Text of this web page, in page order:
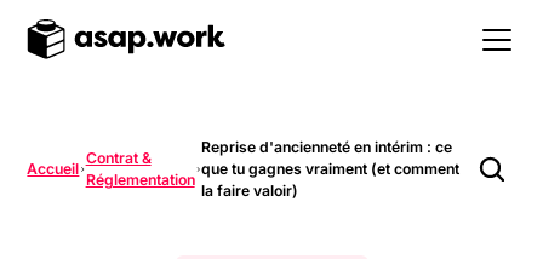
Accueil
Contrat &
Réglementation
Reprise d'ancienneté en intérim : ce
que tu gagnes vraiment (et comment
la faire valoir)